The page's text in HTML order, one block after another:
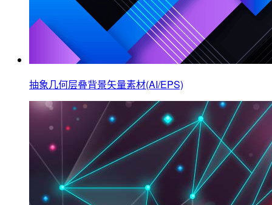
抽象几何层叠背景矢量素材(AI/EPS)